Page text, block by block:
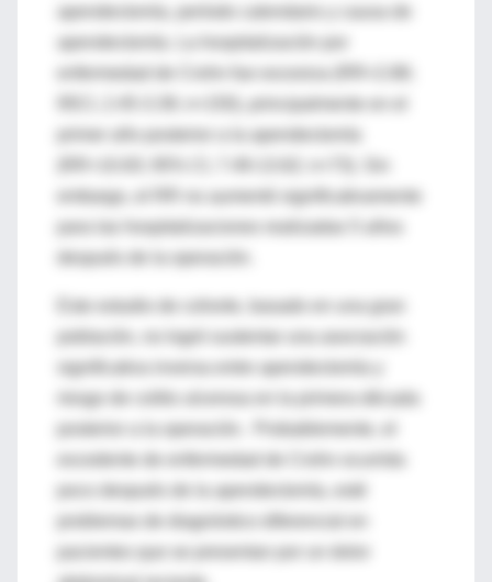
apendectomía, período calendario y causa de
apendectomía. La hospitalización por
primer año posterior a la apendectomía
embargo, el RR no aumentó significativamente
población, no logró sustentar una asociación
significativa inversa entre apendectomía y
riesgo de colitis ulcerosa en la primera década
poco después de la apendectomía, esté
problemas de diagnóstico diferencial en